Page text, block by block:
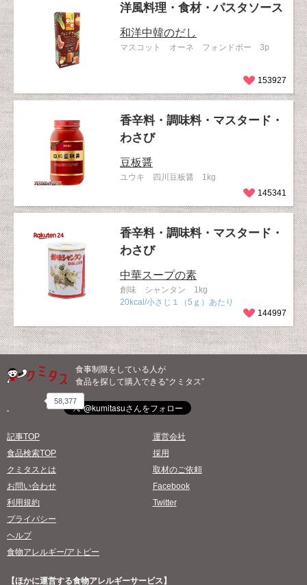
洋風料理・食材・パスタソース
和洋中韓のだし
マスコット オーネ フォンドボー 3p
153927
香辛料・調味料・マスタード・
わさび
豆板醤
ユウキ 四川豆板醤 1kg
145341
香辛料・調味料・マスタード・
わさび
中華スープの素
創味 シャンタン 1kg
20kcal/小さじ１（5ｇ）あたり
144997
食事制限をしている人が
食品を探して購入できる“クミタス”
58,377
記事TOP
食品検索TOP
クミタスとは
お問い合わせ
利用規約
プライバシー
ヘルプ
食物アレルギー/アトピー
運営会社
採用
取材のご依頼
Facebook
Twitter
【ほかに運営する食物アレルギーサービス】